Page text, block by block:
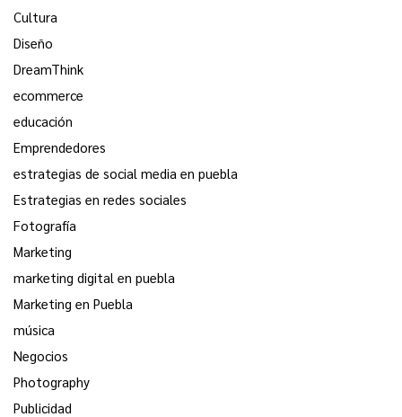
Cultura
Diseño
DreamThink
ecommerce
educación
Emprendedores
estrategias de social media en puebla
Estrategias en redes sociales
Fotografía
Marketing
marketing digital en puebla
Marketing en Puebla
música
Negocios
Photography
Publicidad